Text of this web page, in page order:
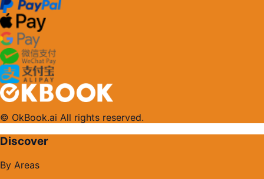
© OkBook.ai All rights reserved.
Discover
By Areas